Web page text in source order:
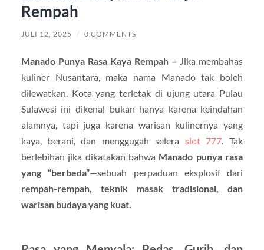
Rempah
JULI 12, 2025 / 0 COMMENTS
Manado Punya Rasa Kaya Rempah – Jika membahas
kuliner Nusantara, maka nama Manado tak boleh
dilewatkan. Kota yang terletak di ujung utara Pulau
Sulawesi ini dikenal bukan hanya karena keindahan
alamnya, tapi juga karena warisan kulinernya yang
kaya, berani, dan menggugah selera slot 777. Tak
berlebihan jika dikatakan bahwa Manado punya rasa
yang “berbeda”—sebuah perpaduan eksplosif dari
rempah-rempah, teknik masak tradisional, dan
warisan budaya yang kuat.